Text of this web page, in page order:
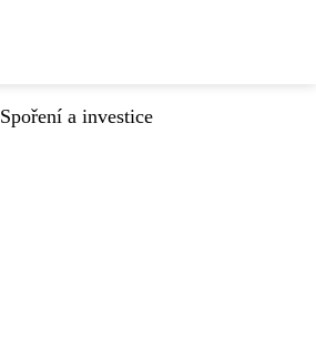
Spoření a investice